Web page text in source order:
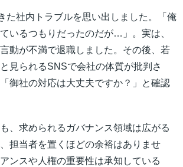
た社内トラブルを思い出しました。「俺
いるつもりだったのだが…」。実は、
動が不満で退職しました。その後、若
見られるSNSで会社の体質が批判さ
御社の対応は大丈夫ですか？」と確認
、求められるガバナンス領域は広がる
担当者を置くほどの余裕はありませ
ンスや人権の重要性は承知している